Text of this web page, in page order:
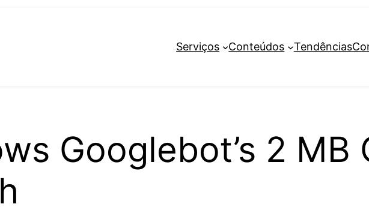
Serviços Conteúdos Tendências
Googlebot’s 2 MB